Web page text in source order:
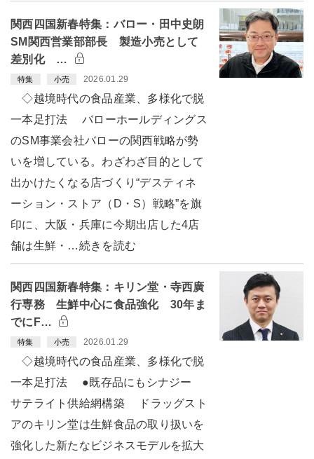
関西四国新春特集：バロー・田中史朗
SM関西営業部部長 製造小売として
差別化 …
特集 小売 2026.01.29
◇越境時代の食品産業、多様化で脱
一本足打法 バローホールディングス
のSM事業会社バローの関西戦略が勢
いを増している。わざわざ目的として
出かけたくなる店づくり“デスティネ
ーション・ストア（D・S）戦略”を旗
印に、大阪・兵庫に今期出店した4店
舗は生鮮・…続きを読む
関西四国新春特集：キリン堂・寺西廣
行専務 生鮮中心に食品強化 30年ま
でにF…
特集 小売 2026.01.29
◇越境時代の食品産業、多様化で脱
一本足打法 ●既存品にもシナジー
サテライト供給網構築 ドラッグスト
アのキリン堂は生鮮食品の取り扱いを
強化した新たなビジネスモデルを拡大